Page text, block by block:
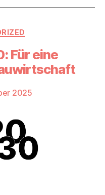
Für eine
2025